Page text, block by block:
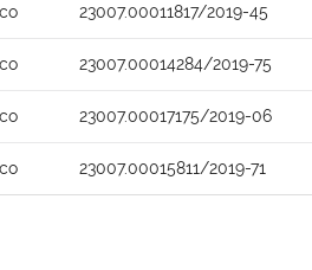
23007.00011817/2019-45
23007.00014284/2019-75
23007.00017175/2019-06
23007.00015811/2019-71